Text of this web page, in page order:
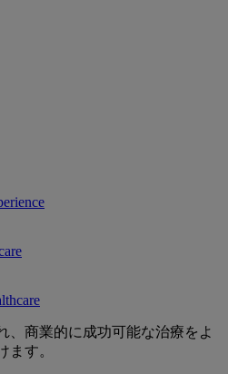
、商業的に成功可能な治療をよ
ます。